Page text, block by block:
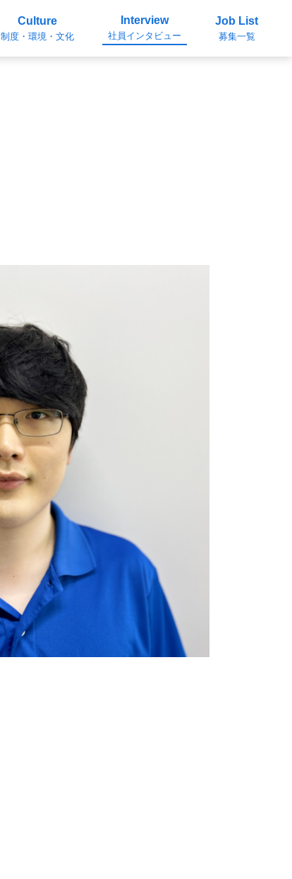
Culture
制度・環境・文化
Interview
社員インタビュー
Job List
募集一覧